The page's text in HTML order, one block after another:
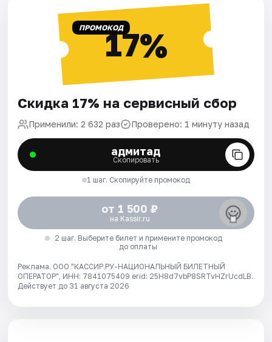
ПРОМОКОД17%
Скидка 17% на сервисный сбор
Применили: 2 632 раз Проверено: 1 минуту назад
адмитад
Скопировать
1 шаг. Скопируйте промокод
от 1 500 ₽
на Kassir.ru
2 шаг. Выберите билет и примените промокод
до оплаты
Реклама. ООО "КАССИР.РУ-НАЦИОНАЛЬНЫЙ БИЛЕТНЫЙ
ОПЕРАТОР", ИНН: 7841075409 erid: 25H8d7vbP8SRTvHZrUcdLB.
Действует до 31 августа 2026